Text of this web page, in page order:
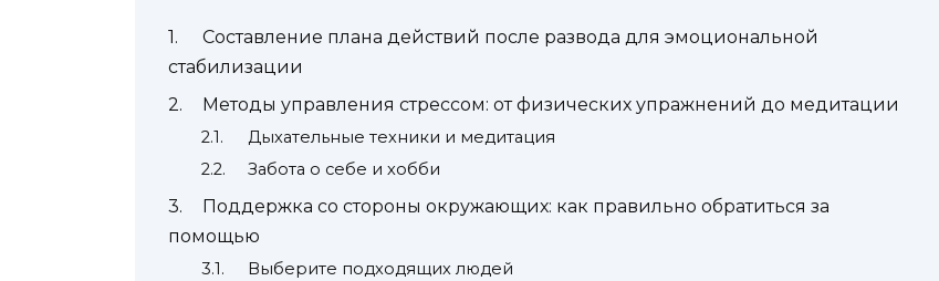
Составление плана действий после развода для эмоциональной
стабилизации
Методы управления стрессом: от физических упражнений до медитации
Дыхательные техники и медитация
Забота о себе и хобби
Поддержка со стороны окружающих: как правильно обратиться за
помощью
Выберите подходящих людей